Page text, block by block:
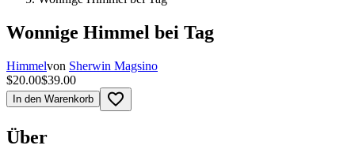
Wonnige Himmel bei Tag
Himmelvon Sherwin Magsino
$20.00$39.00
In den Warenkorb favorite_border
Über